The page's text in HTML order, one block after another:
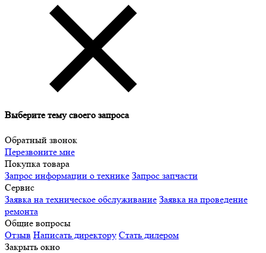
Выберите тему своего запроса
Обратный звонок
Перезвоните мне
Покупка товара
Запрос информации о технике Запрос запчасти
Сервис
Заявка на техническое обслуживание Заявка на проведение
ремонта
Общие вопросы
Отзыв Написать директору Стать дилером
Закрыть окно